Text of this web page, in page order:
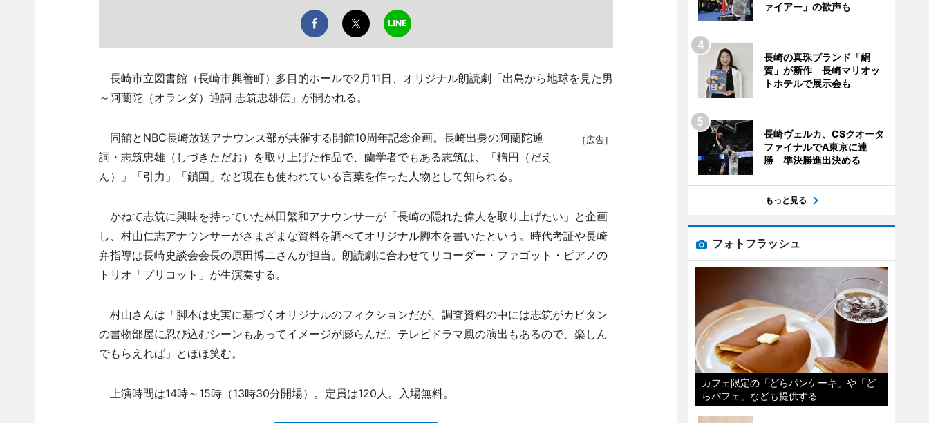
長崎市立図書館（長崎市興善町）多目的ホールで2月11日、オリジナル朗読劇「出島から地球を見た男
～阿蘭陀（オランダ）通詞 志筑忠雄伝」が開かれる。
［広告］
同館とNBC長崎放送アナウンス部が共催する開館10周年記念企画。長崎出身の阿蘭陀通
詞・志筑忠雄（しづきただお）を取り上げた作品で、蘭学者でもある志筑は、「楕円（だえ
ん）」「引力」「鎖国」など現在も使われている言葉を作った人物として知られる。
かねて志筑に興味を持っていた林田繁和アナウンサーが「長崎の隠れた偉人を取り上げたい」と企画
し、村山仁志アナウンサーがさまざまな資料を調べてオリジナル脚本を書いたという。時代考証や長崎
弁指導は長崎史談会会長の原田博二さんが担当。朗読劇に合わせてリコーダー・ファゴット・ピアノの
トリオ「プリコット」が生演奏する。
村山さんは「脚本は史実に基づくオリジナルのフィクションだが、調査資料の中には志筑がカピタン
の書物部屋に忍び込むシーンもあってイメージが膨らんだ。テレビドラマ風の演出もあるので、楽しん
でもらえれば」とほほ笑む。
上演時間は14時～15時（13時30分開場）。定員は120人。入場無料。
ァイアー」の歓声も
長崎の真珠ブランド「絹
賀」が新作 長崎マリオッ
トホテルで展示会も
長崎ヴェルカ、CSクオータ
ファイナルでA東京に連
勝 準決勝進出決める
もっと見る
フォトフラッシュ
カフェ限定の「どらパンケーキ」や「ど
らパフェ」なども提供する